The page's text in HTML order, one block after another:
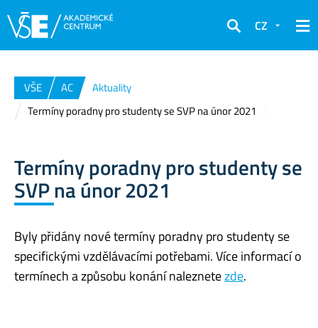
Hledat
CZ
VŠE AC
Aktuality
Termíny poradny pro studenty se SVP na únor 2021
Termíny poradny pro studenty se
SVP na únor 2021
Byly přidány nové termíny poradny pro studenty se
specifickými vzdělávacími potřebami. Více informací o
termínech a způsobu konání naleznetezde.